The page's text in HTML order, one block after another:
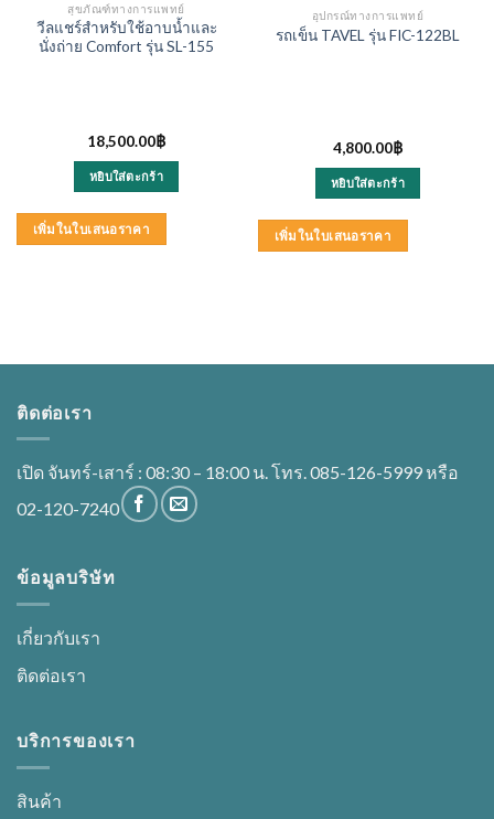
สุขภัณฑ์ทางการแพทย์
วีลแชร์สำหรับใช้อาบน้ำและ
นั่งถ่าย Comfort รุ่น SL-155
18,500.00฿
หยิบใส่ตะกร้า
เพิ่มในใบเสนอราคา
อุปกรณ์ทางการแพทย์
รถเข็น TAVEL รุ่น FIC-122BL
4,800.00฿
หยิบใส่ตะกร้า
เพิ่มในใบเสนอราคา
ติดต่อเรา
เปิด จันทร์-เสาร์ : 08:30 – 18:00 น. โทร. 085-126-5999 หรือ
02-120-7240
ข้อมูลบริษัท
เกี่ยวกับเรา
ติดต่อเรา
บริการของเรา
สินค้า